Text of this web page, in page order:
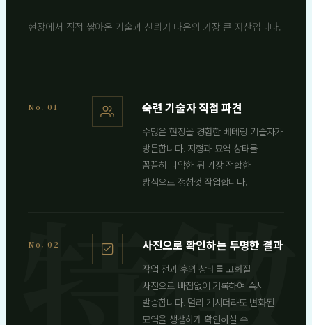
현장에서 직접 쌓아온 기술과 신뢰가 다온의 가장 큰 자산입니다.
No. 01 숙련 기술자 직접 파견
수많은 현장을 경험한 베테랑 기술자가
방문합니다. 지형과 묘역 상태를
꼼꼼히 파악한 뒤 가장 적합한
방식으로 정성껏 작업합니다.
No. 02 사진으로 확인하는 투명한 결과
작업 전과 후의 상태를 고화질
사진으로 빠짐없이 기록하여 즉시
발송합니다. 멀리 계시더라도 변화된
묘역을 생생하게 확인하실 수